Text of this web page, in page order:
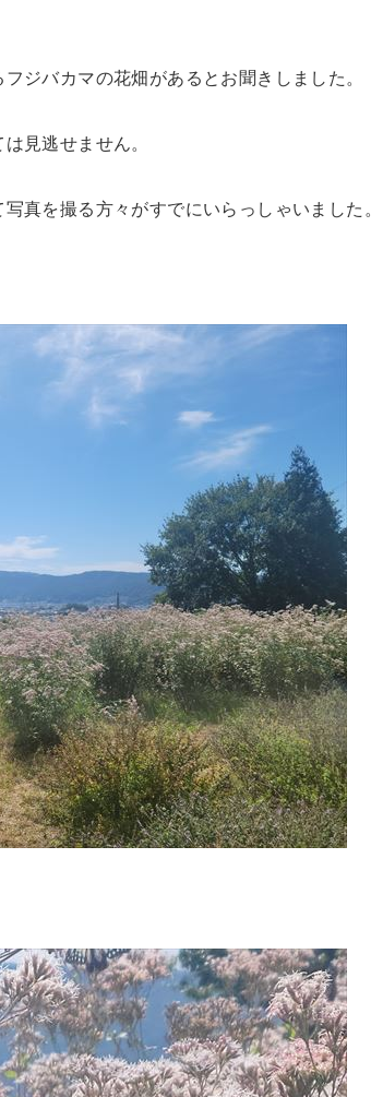
ジバカマの花畑があるとお聞きしました。
見逃せません。
真を撮る方々がすでにいらっしゃいました。